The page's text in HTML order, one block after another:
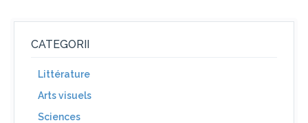
CATEGORII
Littérature
Arts visuels
Sciences